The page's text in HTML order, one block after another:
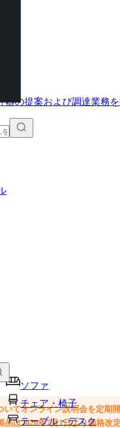
ソファ
チェア・椅子
テーブル・デスク
て、カートに追加できます
てオンライン説明会を定期開
は2026年7月1日より価格改